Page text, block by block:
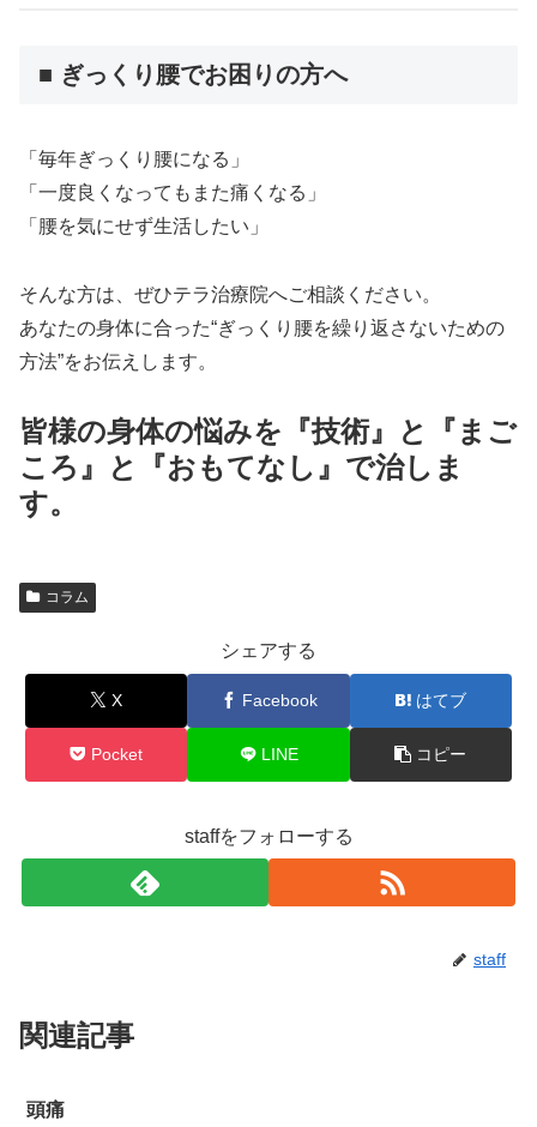
■ ぎっくり腰でお困りの方へ
「毎年ぎっくり腰になる」
「一度良くなってもまた痛くなる」
「腰を気にせず生活したい」
そんな方は、ぜひテラ治療院へご相談ください。
あなたの身体に合った“ぎっくり腰を繰り返さないための
方法”をお伝えします。
皆様の身体の悩みを『技術』と『まご
ころ』と『おもてなし』で治しま
す。
コラム
シェアする
X Facebook はてブ
Pocket LINE コピー
staffをフォローする
staff
関連記事
頭痛